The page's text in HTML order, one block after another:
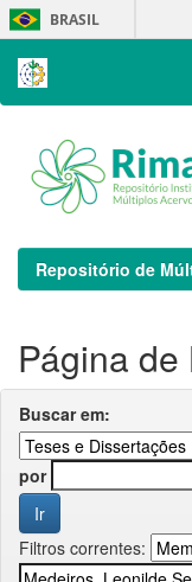
Skip
navigation
BRASIL
Repositório de
Página de
Buscar em:
por
Filtros correntes: